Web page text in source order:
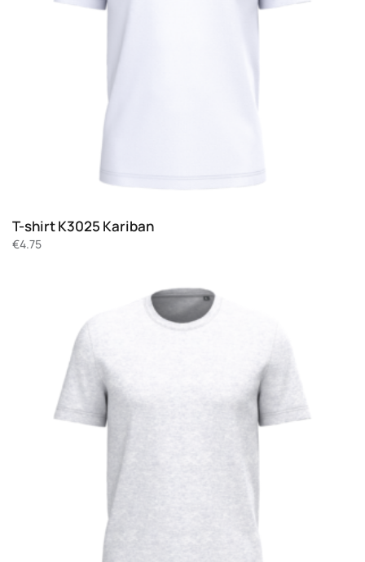
T-shirt K3025 Kariban
€4.75